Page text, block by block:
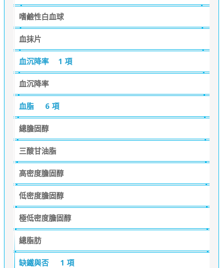
嗜鹼性白血球
血抹片
血沉降率 1 項
血沉降率
血脂 6 項
總膽固醇
三酸甘油脂
高密度膽固醇
低密度膽固醇
極低密度膽固醇
總脂肪
缺鐵與否 1 項